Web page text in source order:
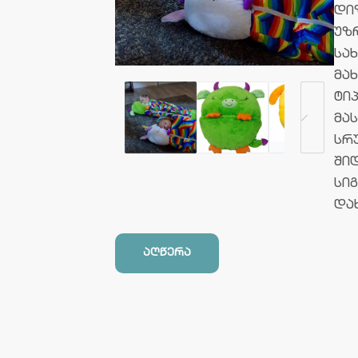
აღწერა